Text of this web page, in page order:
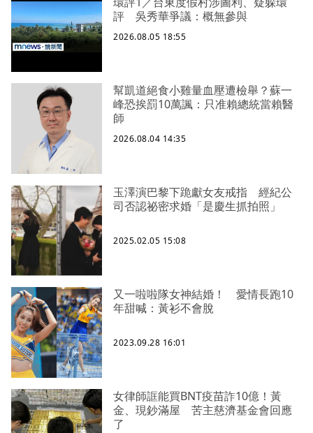
評 吳秀華爭議：概無參與
2026.08.05 18:55
幫凱道絕食小雞量血壓遭檢舉？蘇一
峰恐挨罰10萬諷：只准賴總統當賴醫
師
2026.08.04 14:35
玉澤演巴黎下跪獻女友戒指 經紀公
司否認祕密求婚「是慶生抓拍照」
2025.02.05 15:08
又一啦啦隊女神結婚！ 愛情長跑10
年甜喊：黃衫不會脫
2023.09.28 16:01
女律師誆能買BNT疫苗詐10億！黃
金、現鈔滿屋 苦主慈濟基金會回應
了